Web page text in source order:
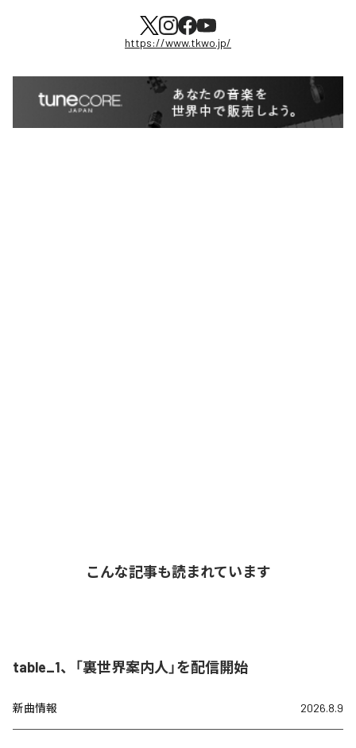
https://www.tkwo.jp/
こんな記事も読まれています
table_1、「裏世界案内人」を配信開始
新曲情報 2026.8.9